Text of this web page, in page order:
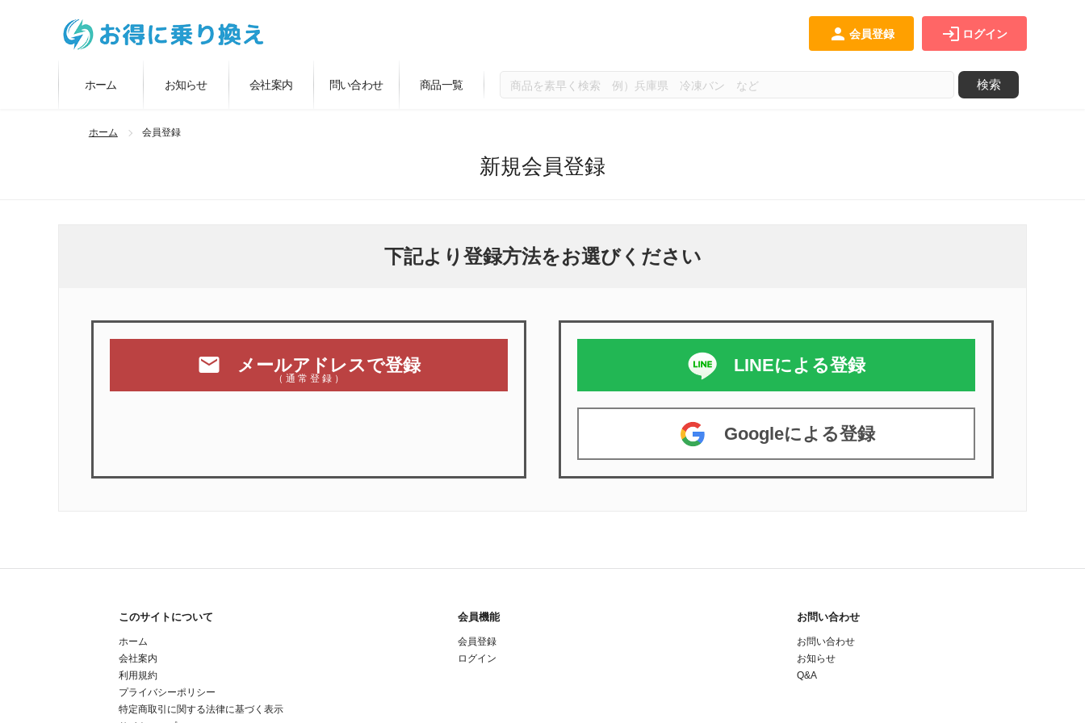
login ログイン
person 会員登録
ホーム お知らせ 会社案内 問い合わせ 商品一覧 検索
ホーム 会員登録
新規会員登録
下記より登録方法をお選びください
mail メールアドレスで登録
（ 通 常 登 録 ）
LINEによる登録
Googleによる登録
このサイトについて
ホーム
会社案内
利用規約
プライバシーポリシー
特定商取引に関する法律に基づく表示
会員機能
会員登録
ログイン
お問い合わせ
お問い合わせ
お知らせ
Q&A